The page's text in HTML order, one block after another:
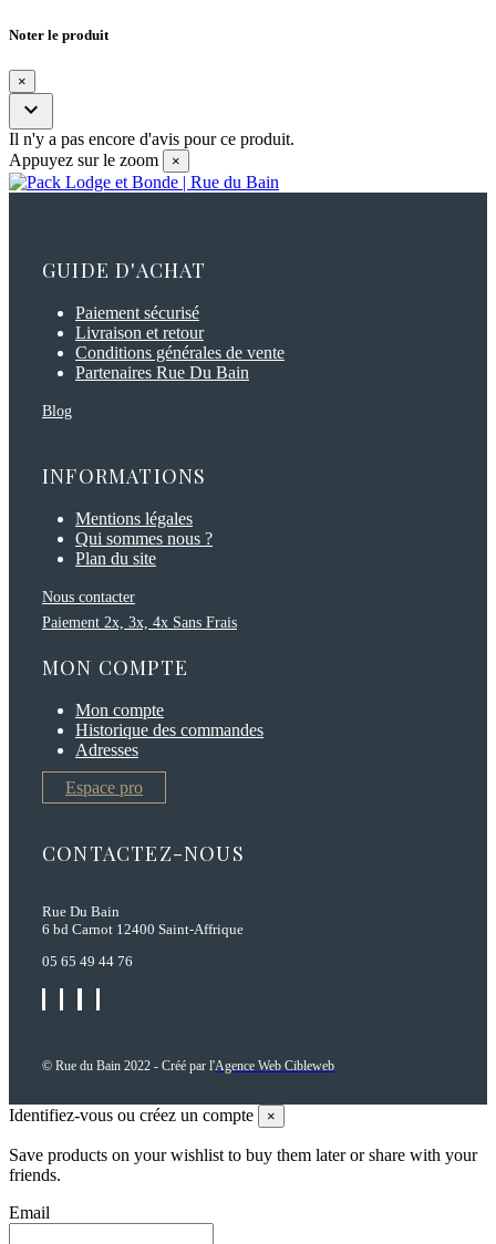
Noter le produit
×

Il n'y a pas encore d'avis pour ce produit.
Appuyez sur le zoom
×
GUIDE D'ACHAT
Paiement sécurisé
Livraison et retour
Conditions générales de vente
Partenaires Rue Du Bain
Blog
INFORMATIONS
Mentions légales
Qui sommes nous ?
Plan du site
Nous contacter
Paiement 2x, 3x, 4x Sans Frais
MON COMPTE
Mon compte
Historique des commandes
Adresses
Espace pro
CONTACTEZ-NOUS
Rue Du Bain
6 bd Carnot 12400 Saint-Affrique
05 65 49 44 76
© Rue du Bain 2022 - Créé par l'Agence Web Cibleweb
Identifiez-vous ou créez un compte ×
Save products on your wishlist to buy them later or share with your
friends.
Email